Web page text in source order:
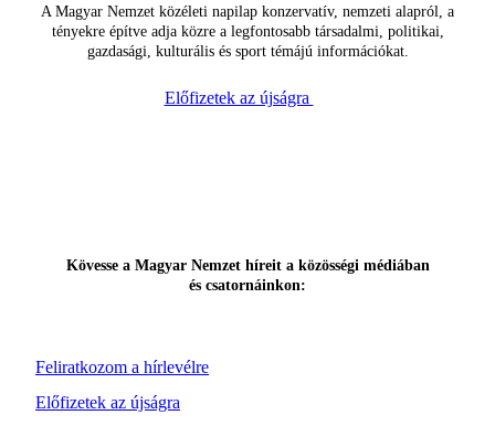
A Magyar Nemzet közéleti napilap konzervatív, nemzeti alapról, a
tényekre építve adja közre a legfontosabb társadalmi, politikai,
gazdasági, kulturális és sport témájú információkat.
Előfizetek az újságra
Feliratkozom a hírlevélre
Kövesse a Magyar Nemzet híreit a közösségi médiában
és csatornáinkon:
Előfizetek az újságra